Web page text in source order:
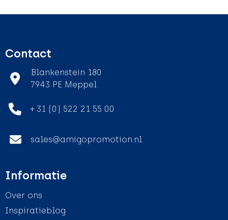
Contact
Blankenstein 180
7943 PE Meppel
+ 31 (0) 522 21 55 00
sales@amigopromotion.nl
Informatie
Over ons
Inspiratieblog